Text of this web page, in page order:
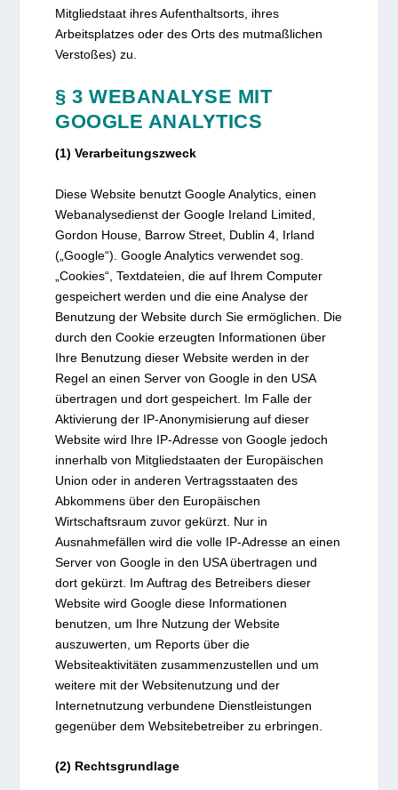
Mitgliedstaat ihres Aufenthaltsorts, ihres
Arbeitsplatzes oder des Orts des mutmaßlichen
Verstoßes) zu.
§ 3 WEBANALYSE MIT
GOOGLE ANALYTICS
(1) Verarbeitungszweck
Diese Website benutzt Google Analytics, einen
Webanalysedienst der Google Ireland Limited,
Gordon House, Barrow Street, Dublin 4, Irland
(„Google“). Google Analytics verwendet sog.
„Cookies“, Textdateien, die auf Ihrem Computer
gespeichert werden und die eine Analyse der
Benutzung der Website durch Sie ermöglichen. Die
durch den Cookie erzeugten Informationen über
Ihre Benutzung dieser Website werden in der
Regel an einen Server von Google in den USA
übertragen und dort gespeichert. Im Falle der
Aktivierung der IP-Anonymisierung auf dieser
Website wird Ihre IP-Adresse von Google jedoch
innerhalb von Mitgliedstaaten der Europäischen
Union oder in anderen Vertragsstaaten des
Abkommens über den Europäischen
Wirtschaftsraum zuvor gekürzt. Nur in
Ausnahmefällen wird die volle IP-Adresse an einen
Server von Google in den USA übertragen und
dort gekürzt. Im Auftrag des Betreibers dieser
Website wird Google diese Informationen
benutzen, um Ihre Nutzung der Website
auszuwerten, um Reports über die
Websiteaktivitäten zusammenzustellen und um
weitere mit der Websitenutzung und der
Internetnutzung verbundene Dienstleistungen
gegenüber dem Websitebetreiber zu erbringen.
(2) Rechtsgrundlage